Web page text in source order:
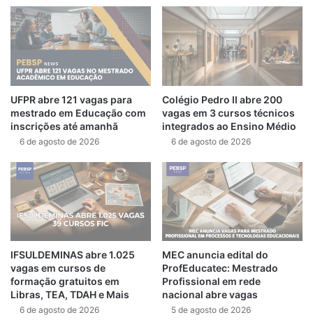
UFPR abre 121 vagas para
mestrado em Educação com
inscrições até amanhã
6 de agosto de 2026
Colégio Pedro II abre 200
vagas em 3 cursos técnicos
integrados ao Ensino Médio
6 de agosto de 2026
IFSULDEMINAS abre 1.025
vagas em cursos de
formação gratuitos em
Libras, TEA, TDAH e Mais
6 de agosto de 2026
MEC anuncia edital do
ProfEducatec: Mestrado
Profissional em rede
nacional abre vagas
5 de agosto de 2026